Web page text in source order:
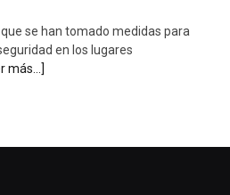
se han tomado medidas para
en los lugares
más...]